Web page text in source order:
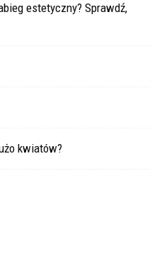
estetyczny? Sprawdź,
kwiatów?